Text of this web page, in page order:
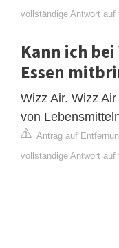
vollständige Antwort auf
Kann ich
Essen
Wizz Air. Wizz
von
Antrag auf
vollständige Antwort